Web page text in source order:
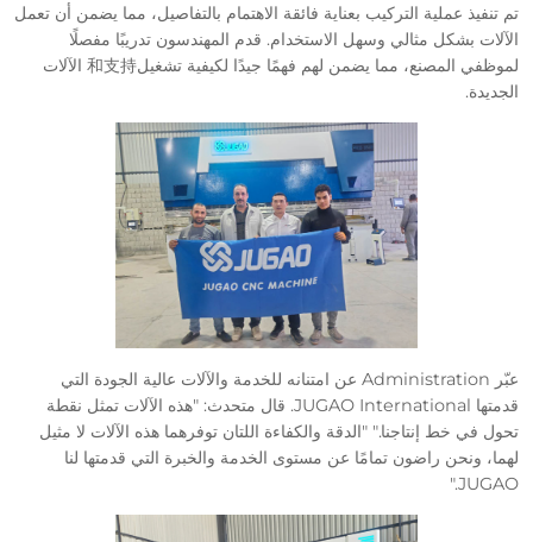
تم تنفيذ عملية التركيب بعناية فائقة الاهتمام بالتفاصيل، مما يضمن أن تعمل
الآلات بشكل مثالي وسهل الاستخدام. قدم المهندسون تدريبًا مفصلًا
لموظفي المصنع، مما يضمن لهم فهمًا جيدًا لكيفية تشغيل和支持 الآلات
الجديدة.
عبّر Administration عن امتنانه للخدمة والآلات عالية الجودة التي
قدمتها JUGAO International. قال متحدث: "هذه الآلات تمثل نقطة
تحول في خط إنتاجنا." "الدقة والكفاءة اللتان توفرهما هذه الآلات لا مثيل
لهما، ونحن راضون تمامًا عن مستوى الخدمة والخبرة التي قدمتها لنا
JUGAO."